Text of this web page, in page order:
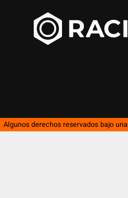
Algunos derechos reservados bajo